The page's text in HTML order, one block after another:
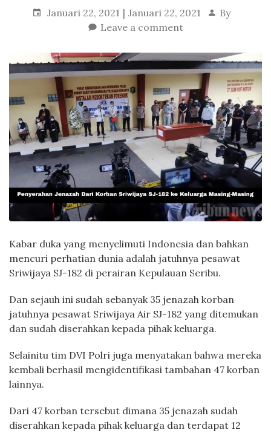
Januari 22, 2021 Januari 22, 2021
By
Leave a comment
Kabar duka yang menyelimuti Indonesia dan bahkan
mencuri perhatian dunia adalah jatuhnya pesawat
Sriwijaya SJ-182 di perairan Kepulauan Seribu.
Dan sejauh ini sudah sebanyak 35 jenazah korban
jatuhnya pesawat Sriwijaya Air SJ-182 yang ditemukan
dan sudah diserahkan kepada pihak keluarga.
Selainitu tim DVI Polri juga menyatakan bahwa mereka
kembali berhasil mengidentifikasi tambahan 47 korban
lainnya.
Dari 47 korban tersebut dimana 35 jenazah sudah
diserahkan kepada pihak keluarga dan terdapat 12